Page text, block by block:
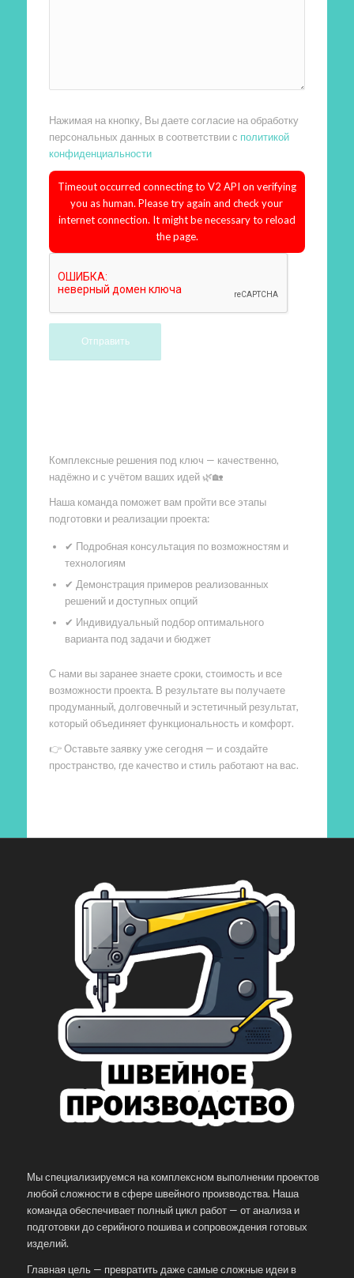
Нажимая на кнопку, Вы даете согласие на обработку
персональных данных в соответствии с политикой
конфиденциальности
Timeout occurred connecting to V2 API on verifying
you as human. Please try again and check your
internet connection. It might be necessary to reload
the page.
Комплексные решения под ключ — качественно,
надёжно и с учётом ваших идей 🌿🏡
Наша команда поможет вам пройти все этапы
подготовки и реализации проекта:
✔ Подробная консультация по возможностям и
технологиям
✔ Демонстрация примеров реализованных
решений и доступных опций
✔ Индивидуальный подбор оптимального
варианта под задачи и бюджет
С нами вы заранее знаете сроки, стоимость и все
возможности проекта. В результате вы получаете
продуманный, долговечный и эстетичный результат,
который объединяет функциональность и комфорт.
👉 Оставьте заявку уже сегодня — и создайте
пространство, где качество и стиль работают на вас.
Мы специализируемся на комплексном выполнении проектов
любой сложности в сфере швейного производства. Наша
команда обеспечивает полный цикл работ — от анализа и
подготовки до серийного пошива и сопровождения готовых
изделий.
Главная цель — превратить даже самые сложные идеи в